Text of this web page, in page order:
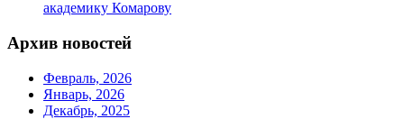
академику Комарову
Архив новостей
Февраль, 2026
Январь, 2026
Декабрь, 2025